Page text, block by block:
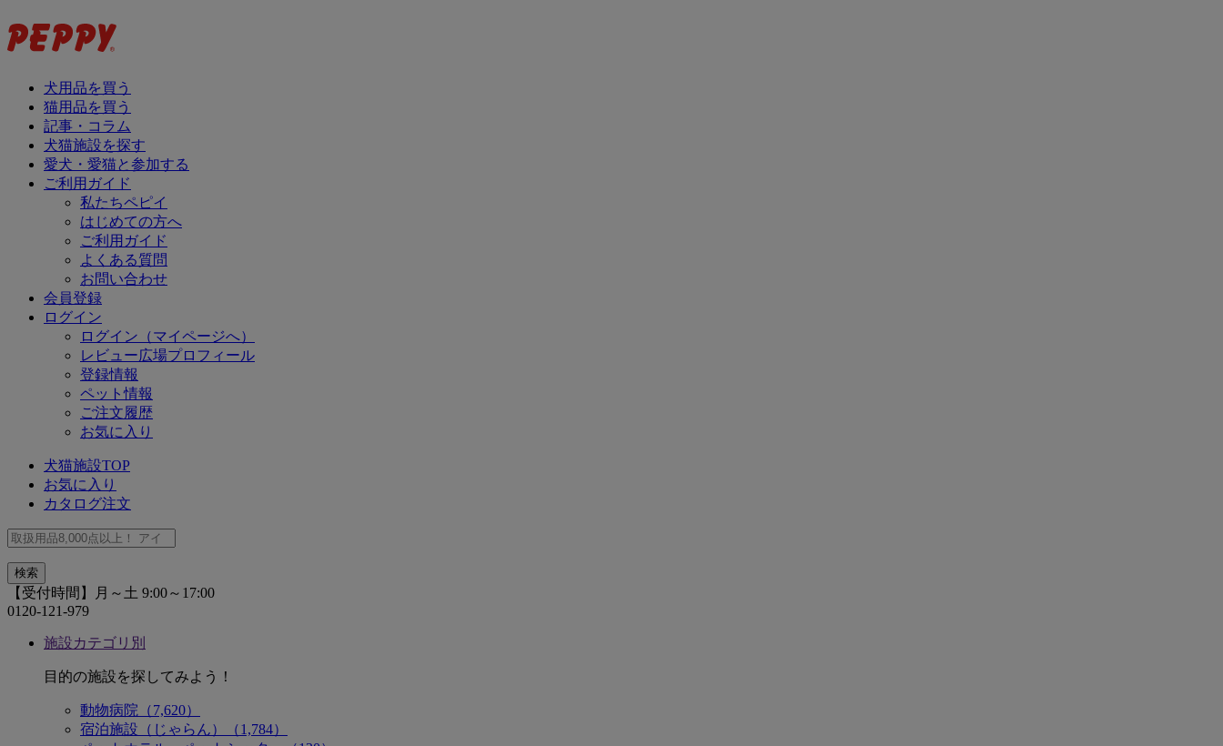
犬用品を買う
猫用品を買う
記事・コラム
犬猫施設を探す
愛犬・愛猫と参加する
ご利用ガイド
私たちペピイ
はじめての方へ
ご利用ガイド
よくある質問
お問い合わせ
会員登録
ログイン
ログイン（マイページへ）
レビュー広場プロフィール
登録情報
ペット情報
ご注文履歴
お気に入り
犬猫施設TOP
お気に入り
カタログ注文
【受付時間】月～土 9:00～17:00
0120-121-979
施設カテゴリ別
目的の施設を探してみよう！
動物病院（7,620）
宿泊施設（じゃらん）（1,784）